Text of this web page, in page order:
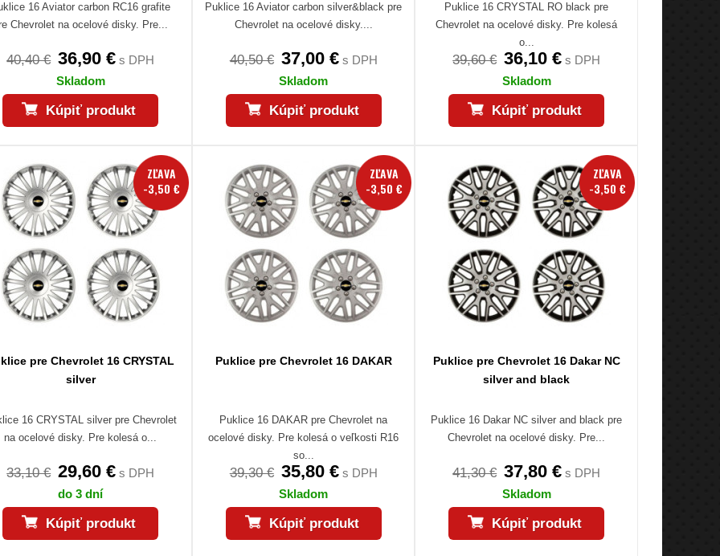
16 Aviator carbon RC16 grafite
Chevrolet na ocelové disky. Pre...
40,40 € 36,90 € s DPH
Skladom
Kúpiť produkt
Puklice 16 Aviator carbon silver&black pre
Chevrolet na ocelové disky....
40,50 € 37,00 €s DPH
Skladom
Kúpiť produkt
Puklice 16 CRYSTAL RO black pre
Chevrolet na ocelové disky. Pre kolesá
o...
39,60 € 36,10 € s DPH
Skladom
Kúpiť produkt
ZĽAVA
-3,50 €
pre Chevrolet 16 CRYSTAL
silver
16 CRYSTAL silver pre Chevrolet
na ocelové disky. Pre kolesá o...
33,10 € 29,60 € s DPH
do 3 dní
Kúpiť produkt
ZĽAVA
-3,50 €
Puklice pre Chevrolet 16 DAKAR
Puklice 16 DAKAR pre Chevrolet na
ocelové disky. Pre kolesá o veľkosti R16
so...
39,30 € 35,80 €s DPH
Skladom
Kúpiť produkt
ZĽAVA
-3,50 €
Puklice pre Chevrolet 16 Dakar NC
silver and black
Puklice 16 Dakar NC silver and black pre
Chevrolet na ocelové disky. Pre...
41,30 € 37,80 € s DPH
Skladom
Kúpiť produkt